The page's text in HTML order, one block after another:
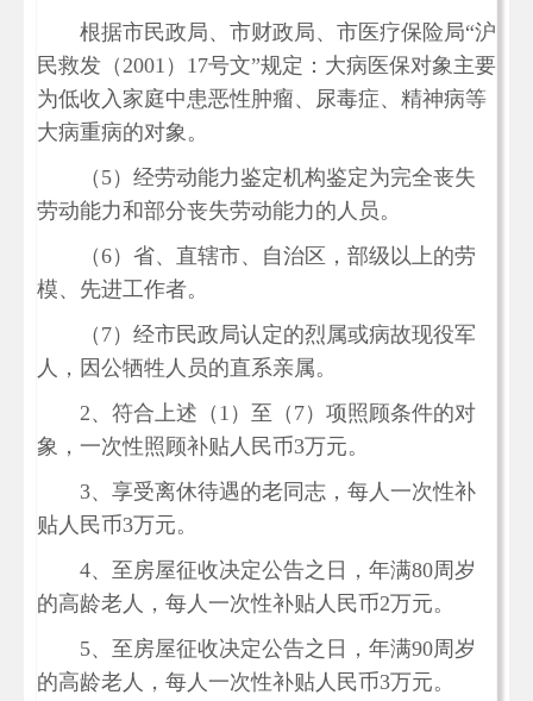
根据市民政局、市财政局、市医疗保险局“沪
民救发（2001）17号文”规定：大病医保对象主要
为低收入家庭中患恶性肿瘤、尿毒症、精神病等
大病重病的对象。
（5）经劳动能力鉴定机构鉴定为完全丧失
劳动能力和部分丧失劳动能力的人员。
（6）省、直辖市、自治区，部级以上的劳
模、先进工作者。
（7）经市民政局认定的烈属或病故现役军
人，因公牺牲人员的直系亲属。
2、符合上述（1）至（7）项照顾条件的对
象，一次性照顾补贴人民币3万元。
3、享受离休待遇的老同志，每人一次性补
贴人民币3万元。
4、至房屋征收决定公告之日，年满80周岁
的高龄老人，每人一次性补贴人民币2万元。
5、至房屋征收决定公告之日，年满90周岁
的高龄老人，每人一次性补贴人民币3万元。